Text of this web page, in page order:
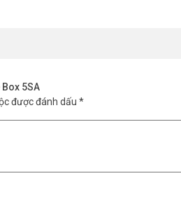
5SA
được đánh dấu *